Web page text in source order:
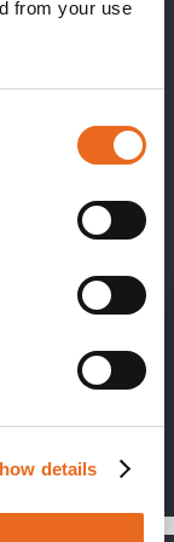
from your use
details
le nozioni
I corsi
DI PIÙ!